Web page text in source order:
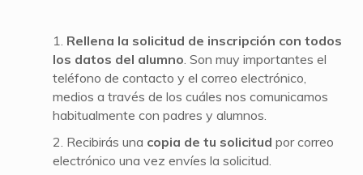
1. Rellena la solicitud de inscripción con todos
los datos del alumno. Son muy importantes el
teléfono de contacto y el correo electrónico,
medios a través de los cuáles nos comunicamos
habitualmente con padres y alumnos.
2. Recibirás una copia de tu solicitud por correo
electrónico una vez envíes la solicitud.